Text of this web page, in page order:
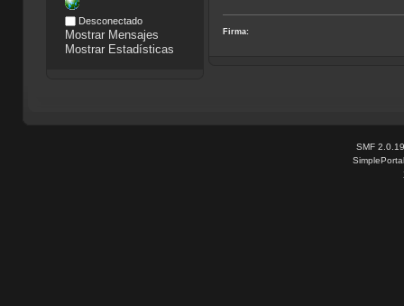
Desconectado
Mostrar Mensajes
Mostrar Estadísticas
Firma:
SMF 2.0.19